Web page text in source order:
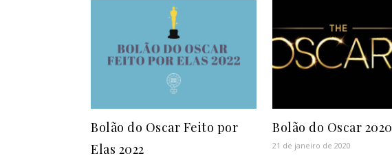
Bolão do Oscar Feito por
Elas 2022
Bolão do Oscar 2020
21 de janeiro de 2020